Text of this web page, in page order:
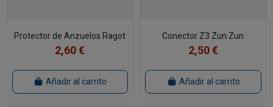
Protector de Anzuelos Ragot
2,60 €
Añadir al carrito
Conector Z3 Zun Zun
2,50 €
Añadir al carrito